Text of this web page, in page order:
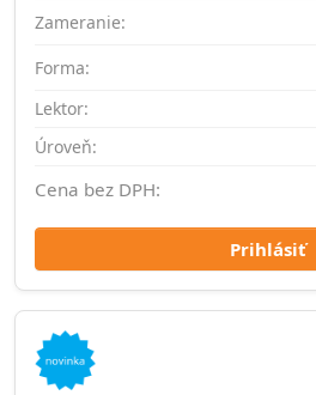
Zameranie:
Forma:
Lektor:
Úroveň:
Cena bez DPH:
Prihlásiť